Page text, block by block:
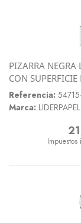
PIZARRA NEGRA
CON
Referencia:
Marca: LIDERPAPEL
Precio